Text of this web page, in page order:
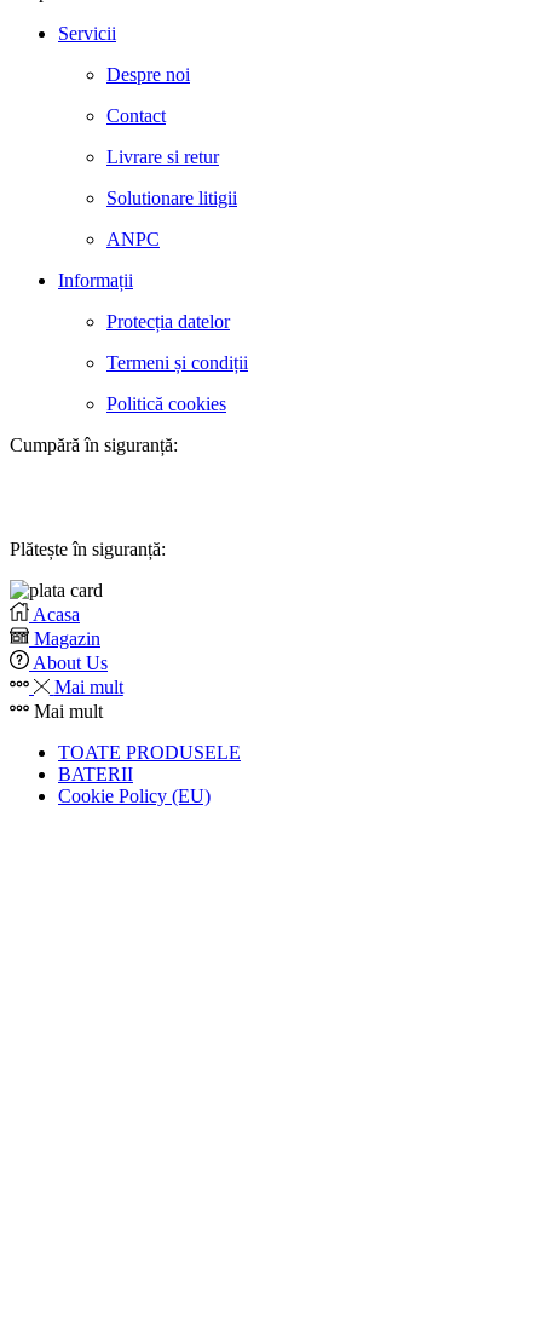
Servicii
Despre noi
Contact
Livrare si retur
Solutionare litigii
ANPC
Informații
Protecția datelor
Termeni și condiții
Politică cookies
Cumpără în siguranță:
Plătește în siguranță:
Acasa
Magazin
About Us
Mai mult
Mai mult
TOATE PRODUSELE
BATERII
Cookie Policy (EU)